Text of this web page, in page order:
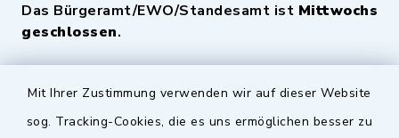
Mit Ihrer Zustimmung verwenden wir auf dieser Website
sog. Tracking-Cookies, die es uns ermöglichen besser zu
Das Bürgeramt/EWO/Standesamt ist Mittwochs
geschlossen.
Quicklinks